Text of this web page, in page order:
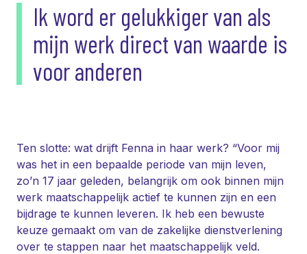
Ik word er gelukkiger van als
mijn werk direct van waarde is
voor anderen
Ten slotte: wat drijft Fenna in haar werk? “Voor mij
was het in een bepaalde periode van mijn leven,
zo’n 17 jaar geleden, belangrijk om ook binnen mijn
werk maatschappelijk actief te kunnen zijn en een
bijdrage te kunnen leveren. Ik heb een bewuste
keuze gemaakt om van de zakelijke dienstverlening
over te stappen naar het maatschappelijk veld.